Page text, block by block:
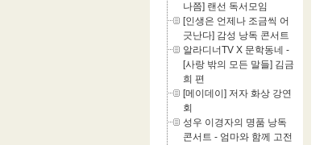
나쯤] 랜선 독서모임
[인생은 언제나 조금씩 어
긋난다] 감성 낭독 콘서트
알라디너TV X 문학동네 -
[사랑 밖의 모든 말들] 김금
희 편
[메이데이] 저자 화상 강연
회
성우 이경자의 명품 낭독
콘서트 - 엄마와 함께 고전